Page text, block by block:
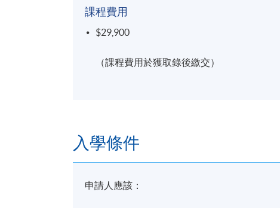
課程費用
$29,900
（課程費用於獲取錄後繳交）
入學條件
申請人應該：